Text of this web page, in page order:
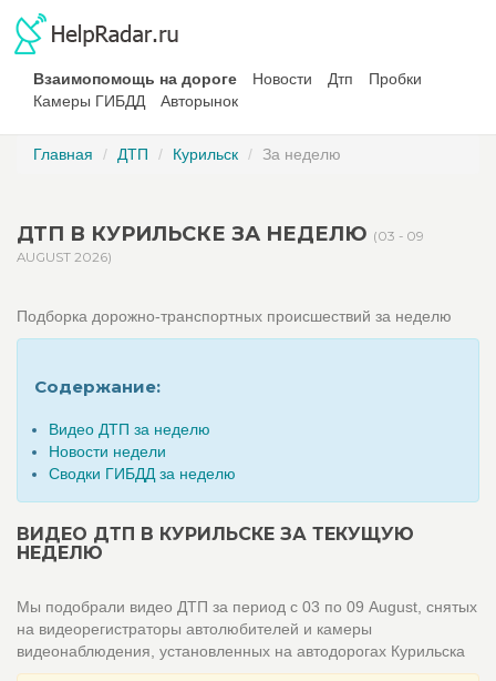
Взаимопомощь на дороге Новости Дтп
Пробки
Камеры ГИБДД
Авторынок
Главная ДТП Курильск За неделю
ДТП В КУРИЛЬСКЕ ЗА НЕДЕЛЮ (03 - 09
AUGUST 2026)
Подборка дорожно-транспортных происшествий за неделю
Содержание:
Видео ДТП за неделю
Новости недели
Сводки ГИБДД за неделю
ВИДЕО ДТП В КУРИЛЬСКЕ ЗА ТЕКУЩУЮ
НЕДЕЛЮ
Мы подобрали видео ДТП за период с 03 по 09 August, снятых
на видеорегистраторы автолюбителей и камеры
видеонаблюдения, установленных на автодорогах Курильска